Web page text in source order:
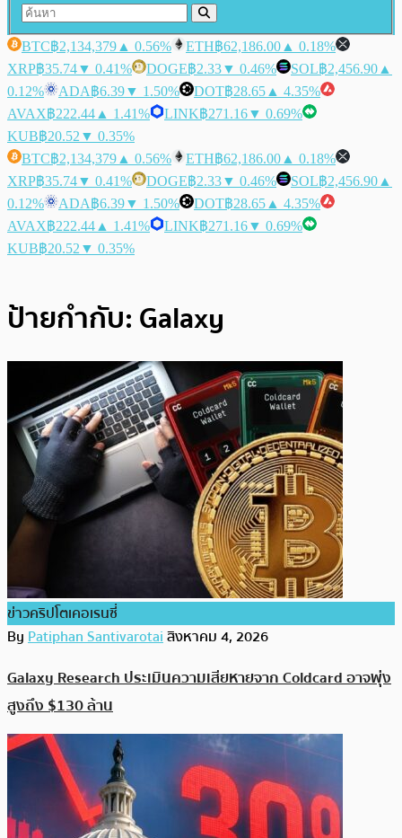
BTC฿2,134,379 ▲ 0.56% ETH฿62,186.00 ▲ 0.18%
XRP฿35.74▼ 0.41% DOGE฿2.33▼ 0.46% SOL฿2,456.90 ▲
0.12%
ADA฿6.39▼ 1.50% DOT฿28.65 ▲ 4.35%
AVAX฿222.44 ▲ 1.41% LINK฿271.16▼ 0.69%
KUB฿20.52 ▼ 0.35%
BTC฿2,134,379 ▲ 0.56% ETH฿62,186.00 ▲ 0.18%
XRP฿35.74▼ 0.41% DOGE฿2.33▼ 0.46% SOL฿2,456.90 ▲
0.12%
ADA฿6.39▼ 1.50% DOT฿28.65 ▲ 4.35%
AVAX฿222.44 ▲ 1.41% LINK฿271.16▼ 0.69%
KUB฿20.52 ▼ 0.35%
ป้ายกำกับ: Galaxy
ข่าวคริปโตเคอเรนซี่
ByPatiphan Santivarotaiสิงหาคม 4, 2026
Galaxy Research ประเมินความเสียหายจาก Coldcard อาจพุ่ง
สูงถึง $130 ล้าน